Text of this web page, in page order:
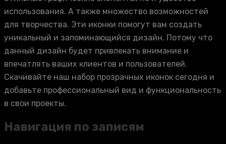
использования. А также множество возможностей
для творчества. Эти иконки помогут вам создать
уникальный и запоминающийся дизайн. Потому что
данный дизайн будет привлекать внимание и
впечатлять ваших клиентов и пользователей.
Скачивайте наш набор прозрачных иконок сегодня и
добавьте профессиональный вид и функциональность
в свои проекты.
Навигация по записям